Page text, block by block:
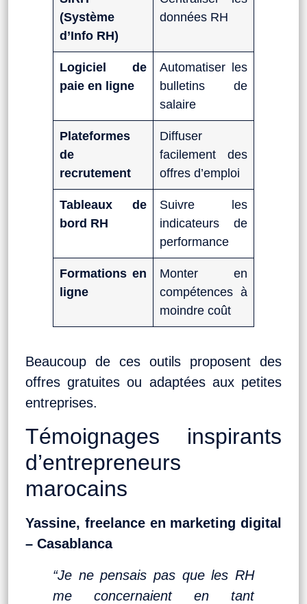
(Système
d’Info RH)
données RH
Logiciel de
paie en ligne
Automatiser les
bulletins de
salaire
Plateformes
de
recrutement
Diffuser
facilement des
offres d’emploi
Tableaux de
bord RH
Suivre les
indicateurs de
performance
Formations en
ligne
Monter en
compétences à
moindre coût
Beaucoup de ces outils proposent des
offres gratuites ou adaptées aux petites
entreprises.
Témoignages inspirants
d’entrepreneurs
marocains
Yassine, freelance en marketing digital
– Casablanca
“Je ne pensais pas que les RH
me concernaient en tant